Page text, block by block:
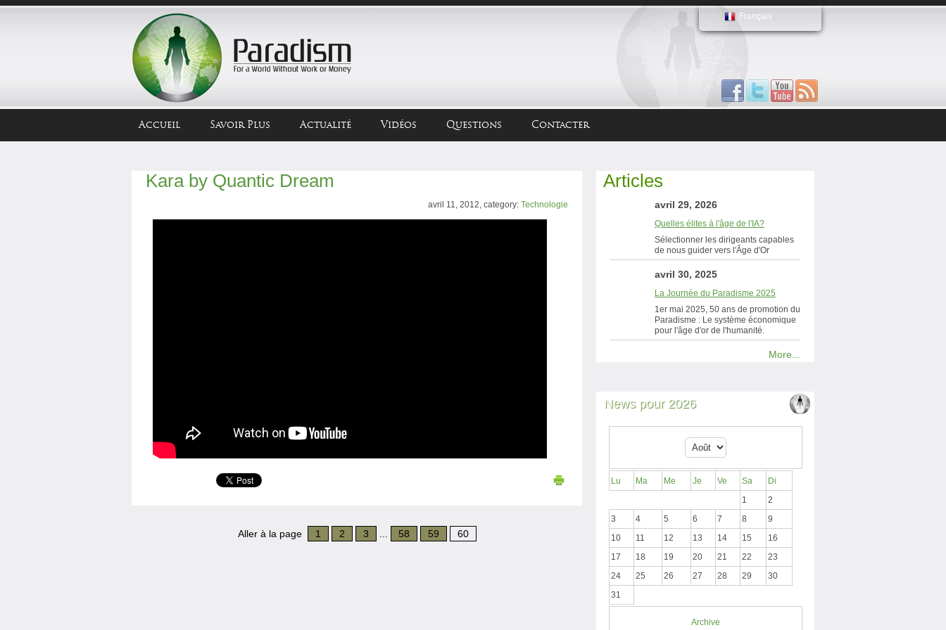
Français
Accueil Savoir Plus Actualité Vidéos Questions Contacter
Kara by Quantic Dream
avril 11, 2012, category: Technologie
Aller à la page 1 2 3 58 59 60
Articles
avril 29, 2026
Quelles élites à l'âge de l'IA?
Sélectionner les dirigeants capables
de nous guider vers l'Âge d'Or
avril 30, 2025
La Journée du Paradisme 2025
1er mai 2025, 50 ans de promotion du
Paradisme : Le système économique
pour l'âge d'or de l'humanité.
More...
News pour 2026
Lu Ma Me Je Ve Sa
Di
1
2
3
4 5 6 7 8
9
10
11 12 13 14 15
16
17
18 19 20 21 22
23
24
25 26 27 28 29
30
31
Archive